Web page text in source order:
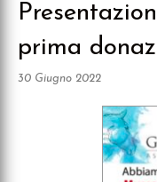
prima
30 Giugno 2022